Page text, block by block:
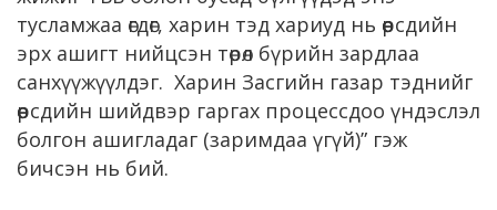
тусламжаа өгдөг, харин тэд хариуд нь өөрсдийн
эрх ашигт нийцсэн төрөл бүрийн зардлаа
санхүүжүүлдэг. Харин Засгийн газар тэднийг
өөрсдийн шийдвэр гаргах процессдоо үндэслэл
болгон ашигладаг (заримдаа үгүй)” гэж
бичсэн нь бий.